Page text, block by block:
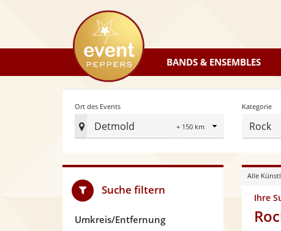
eventpeppers
BANDS & ENSEMBLES
Ort des Events
Detmold
Radius
Ort
Events
festlegen
Kategorie
Rock
Alle
Ihre
Suche filtern
Umkreis/Entfernung